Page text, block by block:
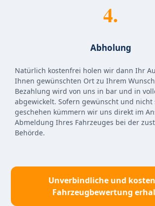
4.
Abholung
Natürlich kostenfrei holen wir dann Ihr
Ihnen gewünschten Ort zu Ihrem
Bezahlung wird von uns in bar und in
abgewickelt. Sofern gewünscht und nicht
geschehen kümmern wir uns direkt im
Abmeldung Ihres Fahrzeuges bei der
Behörde.
Unverbindliche und
Fahrzeugbewertung